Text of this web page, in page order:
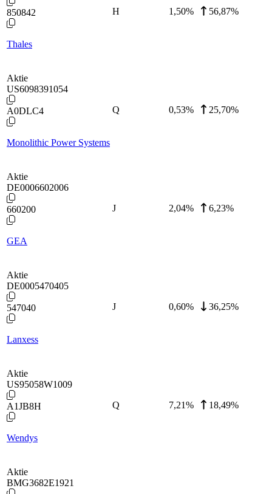
850842
Thales
H 1,50% 56,87%
Aktie
US6098391054
A0DLC4
Monolithic Power Systems
Q 0,53% 25,70%
Aktie
DE0006602006
660200
GEA
J 2,04% 6,23%
Aktie
DE0005470405
547040
Lanxess
J 0,60% 36,25%
Aktie
US95058W1009
A1JB8H
Wendys
Q 7,21% 18,49%
Aktie
BMG3682E1921